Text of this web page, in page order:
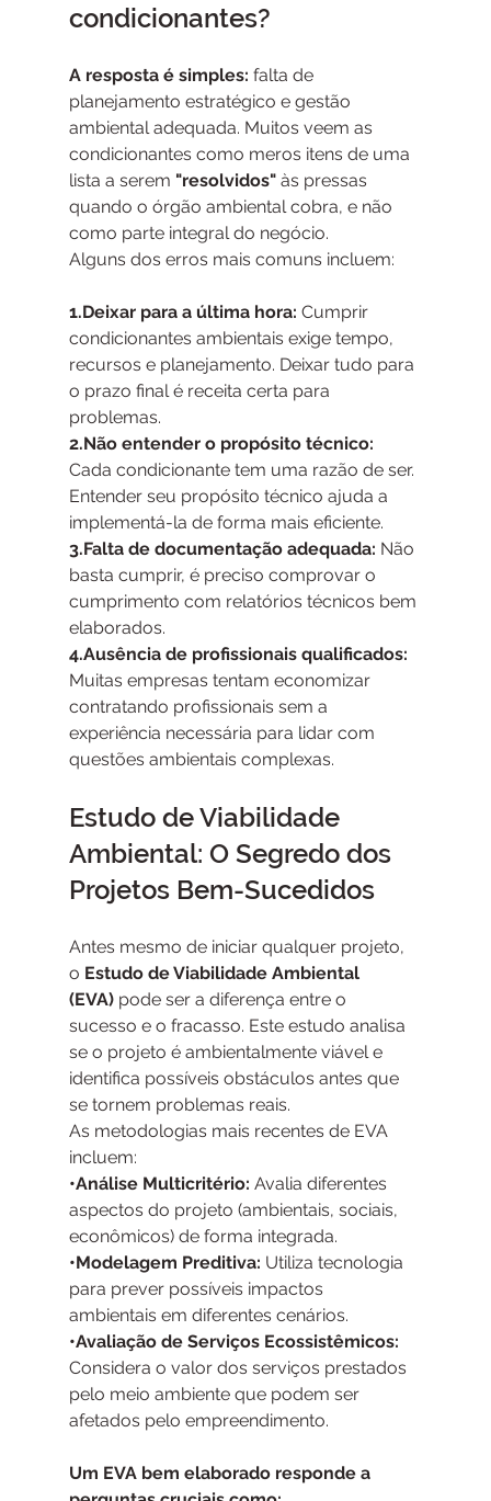
condicionantes?
A resposta é simples: falta de
planejamento estratégico e gestão
ambiental adequada. Muitos veem as
condicionantes como meros itens de uma
lista a serem "resolvidos" às pressas
quando o órgão ambiental cobra, e não
como parte integral do negócio.
Alguns dos erros mais comuns incluem:
1.Deixar para a última hora: Cumprir
condicionantes ambientais exige tempo,
recursos e planejamento. Deixar tudo para
o prazo final é receita certa para
problemas.
2.Não entender o propósito técnico:
Cada condicionante tem uma razão de ser.
Entender seu propósito técnico ajuda a
implementá-la de forma mais eficiente.
3.Falta de documentação adequada: Não
basta cumprir, é preciso comprovar o
cumprimento com relatórios técnicos bem
elaborados.
4.Ausência de profissionais qualificados:
Muitas empresas tentam economizar
contratando profissionais sem a
experiência necessária para lidar com
questões ambientais complexas.
Estudo de Viabilidade
Ambiental: O Segredo dos
Projetos Bem-Sucedidos
Antes mesmo de iniciar qualquer projeto,
o Estudo de Viabilidade Ambiental
(EVA) pode ser a diferença entre o
sucesso e o fracasso. Este estudo analisa
se o projeto é ambientalmente viável e
identifica possíveis obstáculos antes que
se tornem problemas reais.
As metodologias mais recentes de EVA
incluem:
•Análise Multicritério: Avalia diferentes
aspectos do projeto (ambientais, sociais,
econômicos) de forma integrada.
•Modelagem Preditiva: Utiliza tecnologia
para prever possíveis impactos
ambientais em diferentes cenários.
•Avaliação de Serviços Ecossistêmicos:
Considera o valor dos serviços prestados
pelo meio ambiente que podem ser
afetados pelo empreendimento.
Um EVA bem elaborado responde a